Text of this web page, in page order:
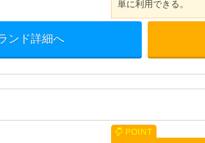
単に利用できる。
ンド詳細へ